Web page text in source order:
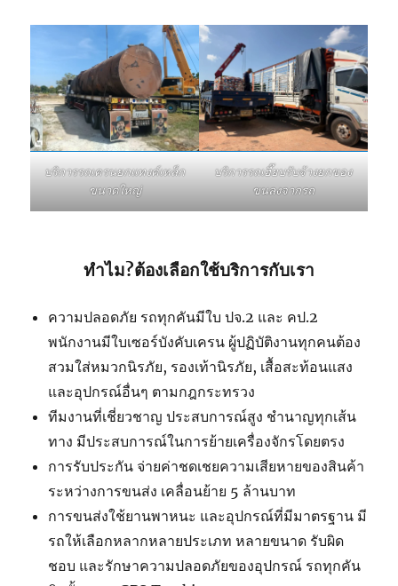
บริการรถเครนยกแทงค์เหล็ก
ขนาดใหญ่
บริการรถเฮี๊ยบรับจ้างยกของ
ขนลงจากรถ
ทำไม?ต้องเลือกใช้บริการกับเรา
ความปลอดภัย รถทุกคันมีใบ ปจ.2 และ คป.2
พนักงานมีใบเซอร์บังคับเครน ผู้ปฏิบัติงานทุกคนต้อง
สวมใส่หมวกนิรภัย, รองเท้านิรภัย, เสื้อสะท้อนแสง
และอุปกรณ์อื่นๆ ตามกฎกระทรวง
ทีมงานที่เชี่ยวชาญ ประสบการณ์สูง ชำนาญทุกเส้น
ทาง มีประสบการณ์ในการย้ายเครื่องจักรโดยตรง
การรับประกัน จ่ายค่าชดเชยความเสียหายของสินค้า
ระหว่างการขนส่ง เคลื่อนย้าย 5 ล้านบาท
การขนส่งใช้ยานพาหนะ และอุปกรณ์ที่มีมาตรฐาน มี
รถให้เลือกหลากหลายประเภท หลายขนาด รับผิด
ชอบ และรักษาความปลอดภัยของอุปกรณ์ รถทุกคัน